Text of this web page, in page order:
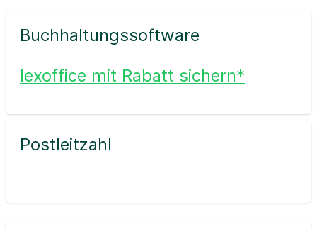
Buchhaltungssoftware
lexoffice mit Rabatt sichern*
Postleitzahl